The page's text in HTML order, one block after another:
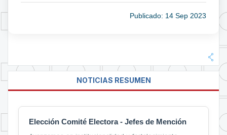
Publicado: 14 Sep 2023
NOTICIAS RESUMEN
Elección Comité Electora - Jefes de Mención